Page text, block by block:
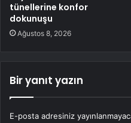
tünellerine konfor
dokunuşu
Ağustos 8, 2026
Bir yanıt yazın
E-posta adresiniz